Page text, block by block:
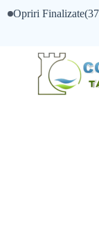
Opriri Finalizate